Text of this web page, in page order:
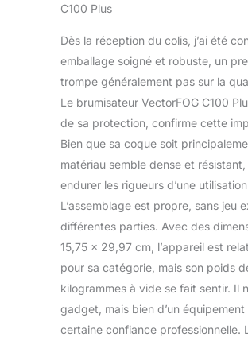
C100 Plus
Dès la réception du colis, j’ai été
emballage soigné et robuste, un
trompe généralement pas sur la
Le brumisateur VectorFOG C100
de sa protection, confirme cette
Bien que sa coque soit
matériau semble dense et
endurer les rigueurs d’une
L’assemblage est propre, sans jeu
différentes parties. Avec des
15,75 x 29,97 cm, l’appareil est
pour sa catégorie, mais son poids
kilogrammes à vide se fait sentir. Il
gadget, mais bien d’un
certaine confiance professionnelle.